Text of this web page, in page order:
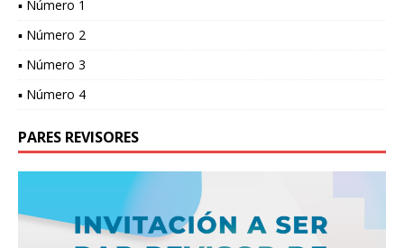
▪ Número 1
▪ Número 2
▪ Número 3
▪ Número 4
PARES REVISORES